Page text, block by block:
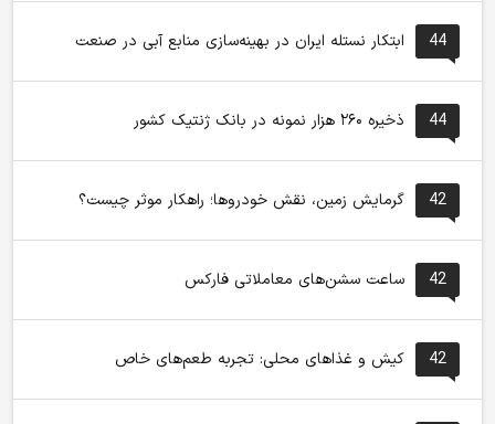
44 ابتکار نستله ایران در بهینه‌سازی منابع آبی در صنعت
44 ذخیره ۲۶۰ هزار نمونه در بانک ژنتیک کشور
42 گرمایش زمین، نقش خودروها؛ راهکار موثر چیست؟
42 ساعت سشن‌های معاملاتی فارکس
42 کیش و غذاهای محلی: تجربه طعم‌های خاص